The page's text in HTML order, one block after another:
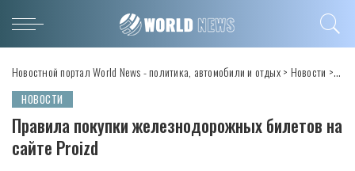
Новостной портал World News - политика, автомобили и отдых> Новости >
НОВОСТИ
Правила покупки железнодорожных билетов на
сайте Proizd